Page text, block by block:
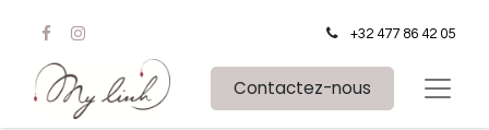
+32 477 86 42 05
Contactez-nous